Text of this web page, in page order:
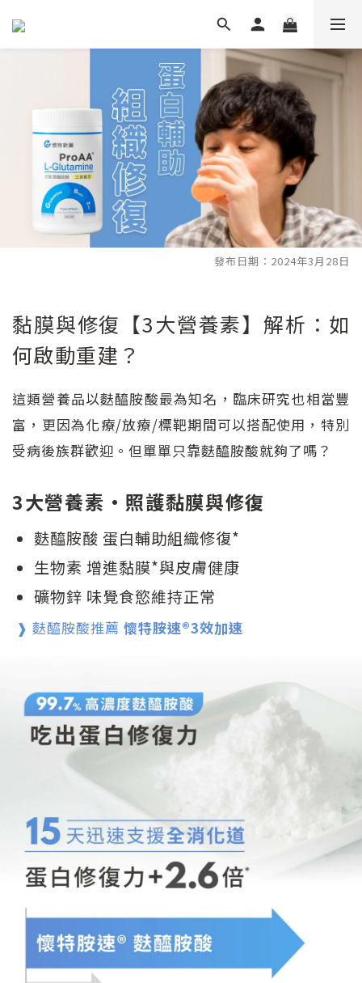
發布日期：2024年3月28日
黏膜與修復【3大營養素】解析：如
何啟動重建？
這類營養品以麩醯胺酸最為知名，臨床研究也相當豐
富，更因為化療/放療/標靶期間可以搭配使用，特別
受病後族群歡迎。但單單只靠麩醯胺酸就夠了嗎？
3大營養素•照護黏膜與修復
麩醯胺酸 蛋白輔助組織修復*
生物素 增進黏膜*與皮膚健康
礦物鋅 味覺食慾維持正常
❱ 麩醯胺酸推薦 懷特胺速®3效加速